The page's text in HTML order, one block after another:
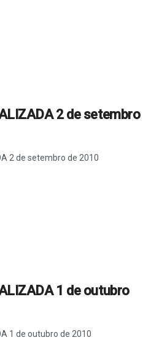
2 de setembro
2 de setembro de 2010
1 de outubro
1 de outubro de 2010